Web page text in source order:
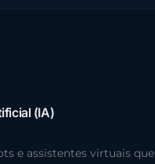
(IA)
e assistentes virtuais que